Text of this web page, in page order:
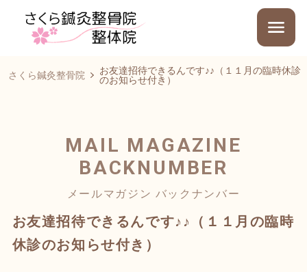
さくら鍼灸整骨院
お友達招待できるんです♪♪（１１月の臨時休診
のお知らせ付き）
MAIL MAGAZINE
BACKNUMBER
メールマガジン バックナンバー
お友達招待できるんです♪♪（１１月の臨時
休診のお知らせ付き）